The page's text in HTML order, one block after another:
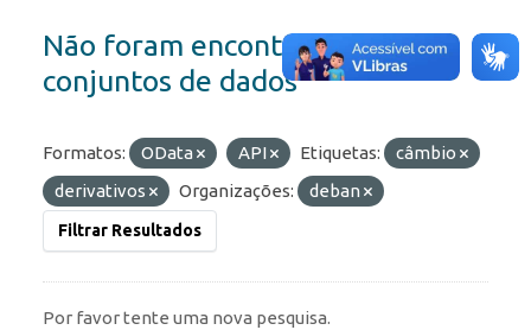
Não foram encontrados
conjuntos de dados
Formatos: OData API Etiquetas:
câmbio
derivativos
Organizações: deban
Filtrar Resultados
Por favor tente uma nova pesquisa.